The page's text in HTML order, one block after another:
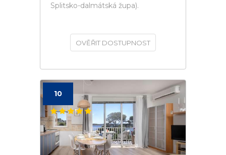
Splitsko-dalmátská župa).
OVĚŘIT DOSTUPNOST
10